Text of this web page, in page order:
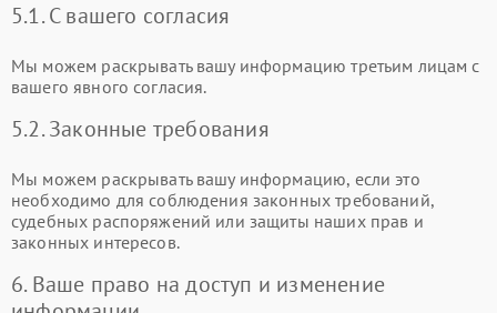
5.1. С вашего согласия
Мы можем раскрывать вашу информацию третьим лицам с
вашего явного согласия.
5.2. Законные требования
Мы можем раскрывать вашу информацию, если это
необходимо для соблюдения законных требований,
судебных распоряжений или защиты наших прав и
законных интересов.
6. Ваше право на доступ и изменение